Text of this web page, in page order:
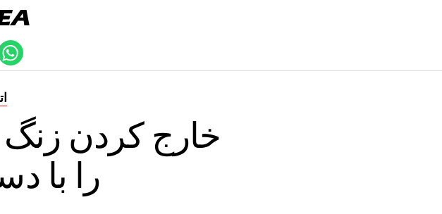
خارج کردن زنگ
را با